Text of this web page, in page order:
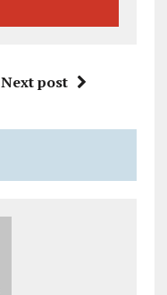
Next post